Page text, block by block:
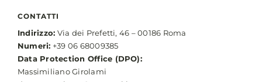
CONTATTI
Indirizzo: Via dei Prefetti, 46 – 00186 Roma
Numeri: +39 06 68009385
Data Protection Office (DPO):
Massimiliano Girolami